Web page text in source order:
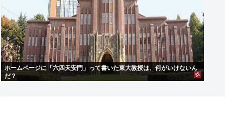
ホームページに「六四天安門」って書いた東大教授は、何がいけないん
だ？